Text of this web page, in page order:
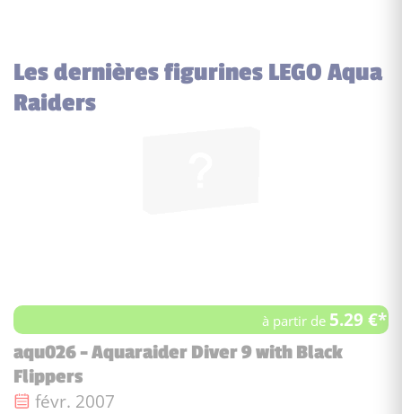
Les dernières figurines LEGO Aqua
Raiders
à partir de 5.29 €*
aqu026 - Aquaraider Diver 9 with Black
Flippers
Date de sortie :
févr. 2007